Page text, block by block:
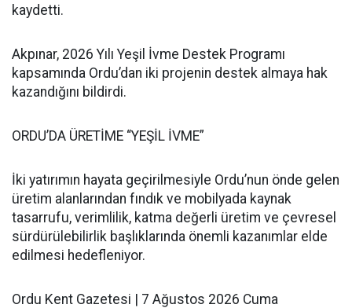
kaydetti.
Akpınar, 2026 Yılı Yeşil İvme Destek Programı
kapsamında Ordu’dan iki projenin destek almaya hak
kazandığını bildirdi.
ORDU’DA ÜRETİME “YEŞİL İVME”
İki yatırımın hayata geçirilmesiyle Ordu’nun önde gelen
üretim alanlarından fındık ve mobilyada kaynak
tasarrufu, verimlilik, katma değerli üretim ve çevresel
sürdürülebilirlik başlıklarında önemli kazanımlar elde
edilmesi hedefleniyor.
Ordu Kent Gazetesi | 7 Ağustos 2026 Cuma